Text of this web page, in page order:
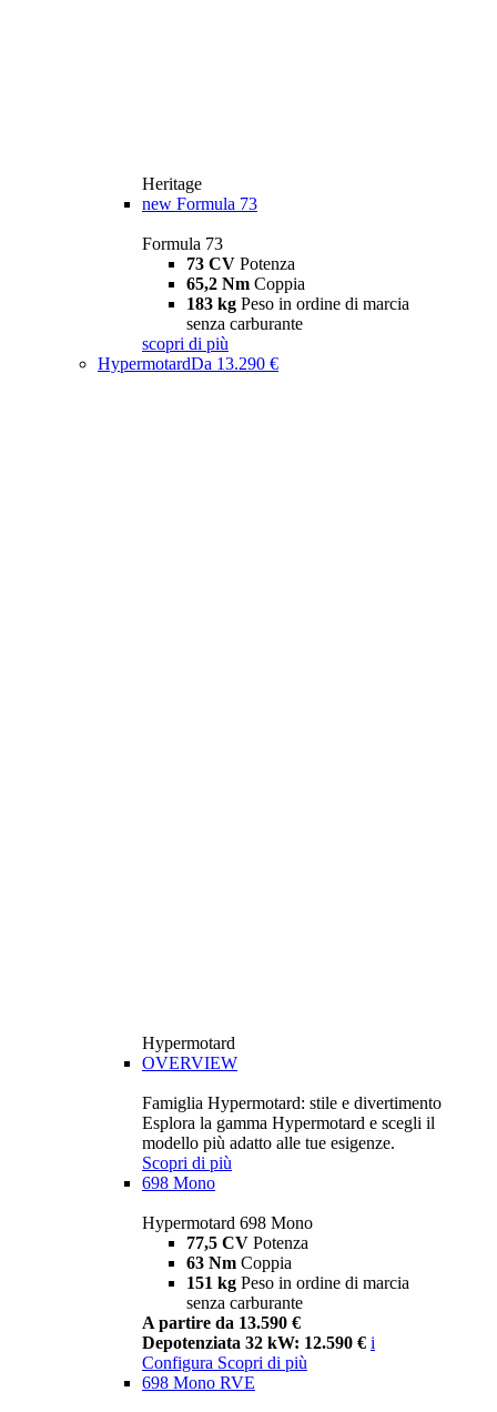
Heritage
new Formula 73
Formula 73
73 CV Potenza
65,2 Nm Coppia
183 kg Peso in ordine di marcia
senza carburante
scopri di più
HypermotardDa 13.290 €
Hypermotard
OVERVIEW
Famiglia Hypermotard: stile e divertimento
Esplora la gamma Hypermotard e scegli il
modello più adatto alle tue esigenze.
Scopri di più
698 Mono
Hypermotard 698 Mono
77,5 CV Potenza
63 Nm Coppia
151 kg Peso in ordine di marcia
senza carburante
A partire da 13.590 €
Depotenziata 32 kW: 12.590 € i
Configura Scopri di più
698 Mono RVE